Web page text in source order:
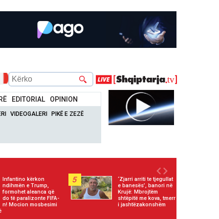
EDITORIAL OPINION
VIDEOGALERI PIKË E ZEZË
Infantino kërkon
ndihmën e Trump,
formohet aleanca që
do të paralizonte FIFA-
n! Mocion mosbesimi
5
‘Zjarri arriti te tjegullat
e banesës’, banori në
Krujë: Mbrojtëm
shtëpitë me kova, tmerr
i jashtëzakonshëm